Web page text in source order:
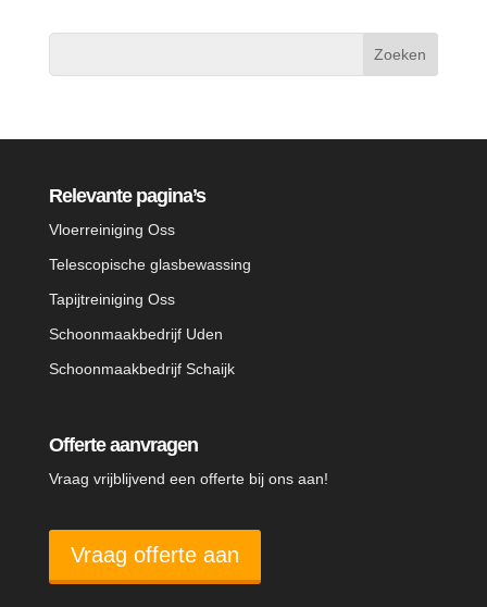
Relevante pagina’s
Vloerreiniging Oss
Telescopische glasbewassing
Tapijtreiniging Oss
Schoonmaakbedrijf Uden
Schoonmaakbedrijf Schaijk
Offerte aanvragen
Vraag vrijblijvend een offerte bij ons aan!
Vraag offerte aan